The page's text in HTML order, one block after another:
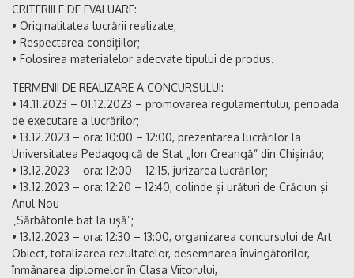
CRITERIILE DE EVALUARE:
• Originalitatea lucrării realizate;
• Respectarea condițiilor;
• Folosirea materialelor adecvate tipului de produs.
TERMENII DE REALIZARE A CONCURSULUI:
• 14.11.2023 – 01.12.2023 – promovarea regulamentului, perioada
de executare a lucrărilor;
• 13.12.2023 – ora: 10:00 – 12:00, prezentarea lucrărilor la
Universitatea Pedagogică de Stat „Ion Creangă” din Chișinău;
• 13.12.2023 – ora: 12:00 – 12:15, jurizarea lucrărilor;
• 13.12.2023 – ora: 12:20 – 12:40, colinde și urături de Crăciun și
Anul Nou
„Sărbătorile bat la ușă”;
• 13.12.2023 – ora: 12:30 – 13:00, organizarea concursului de Art
Obiect, totalizarea rezultatelor, desemnarea învingătorilor,
înmânarea diplomelor în Clasa Viitorului,